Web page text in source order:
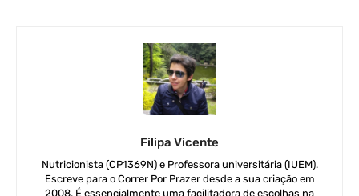
Filipa Vicente
Nutricionista (CP1369N) e Professora universitária (IUEM).
Escreve para o Correr Por Prazer desde a sua criação em
2008. É essencialmente uma facilitadora de escolhas na